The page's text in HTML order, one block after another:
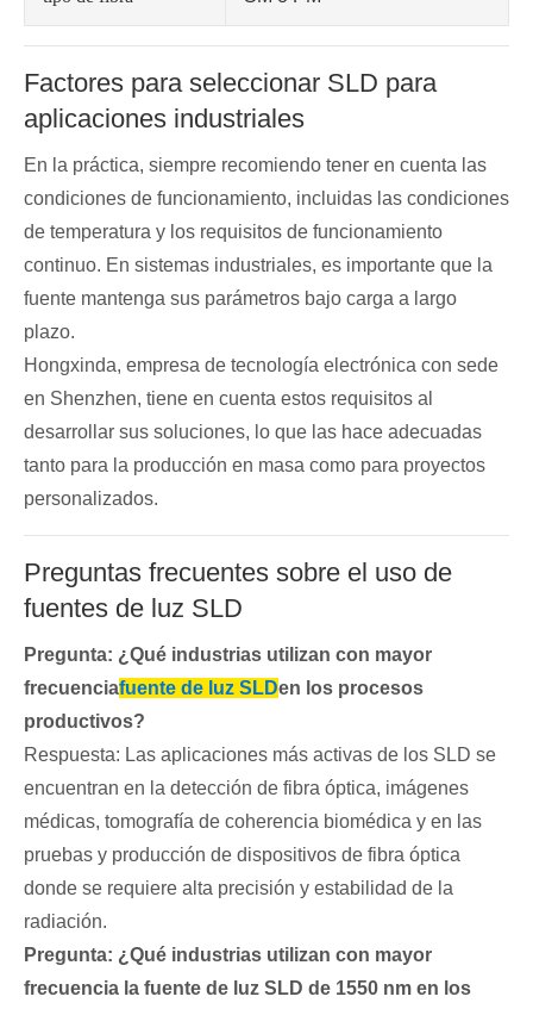
Factores para seleccionar SLD para
aplicaciones industriales
En la práctica, siempre recomiendo tener en cuenta las
condiciones de funcionamiento, incluidas las condiciones
de temperatura y los requisitos de funcionamiento
continuo. En sistemas industriales, es importante que la
fuente mantenga sus parámetros bajo carga a largo
plazo.
Hongxinda, empresa de tecnología electrónica con sede
en Shenzhen, tiene en cuenta estos requisitos al
desarrollar sus soluciones, lo que las hace adecuadas
tanto para la producción en masa como para proyectos
personalizados.
Preguntas frecuentes sobre el uso de
fuentes de luz SLD
Pregunta: ¿Qué industrias utilizan con mayor
frecuenciafuente de luz SLDen los procesos
productivos?
Respuesta: Las aplicaciones más activas de los SLD se
encuentran en la detección de fibra óptica, imágenes
médicas, tomografía de coherencia biomédica y en las
pruebas y producción de dispositivos de fibra óptica
donde se requiere alta precisión y estabilidad de la
radiación.
Pregunta: ¿Qué industrias utilizan con mayor
frecuencia la fuente de luz SLD de 1550 nm en los